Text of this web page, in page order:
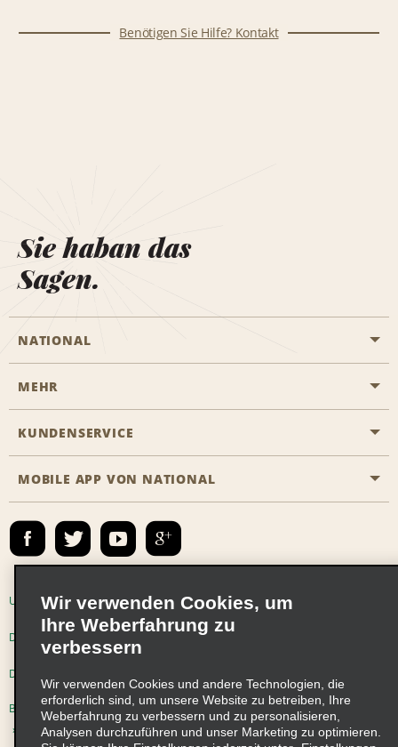
Benötigen Sie Hilfe? Kontakt
Sie haban das
Sagen.
NATIONAL
Eine Reservierung vornehmen
Das Business Rental Programm
Emerald Club Anmelden
MEHR
Karriere
KUNDENSERVICE
Barrierefreiheit
E-Mail anmelden
MOBILE APP VON NATIONAL
Unternehmensinformationen Nutzungsbedingungen
Datenschutzrichtlinie Cookie-Richtlinie
Datenschutzoptionen
Beschwerdeverfahren nach dem Lieferkettensorgfaltspflichtengesetz
Wir verwenden Cookies, um
Ihre Weberfahrung zu
verbessern
Wir verwenden Cookies und andere Technologien, die
erforderlich sind, um unsere Website zu betreiben, Ihre
Weberfahrung zu verbessern und zu personalisieren,
Analysen durchzuführen und unser Marketing zu optimieren.